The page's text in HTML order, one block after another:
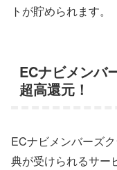
トが貯められます。
ECナビメンバ
超高還元！
ECナビメンバーズ
典が受けられるサー